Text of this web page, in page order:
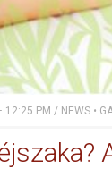
12:25 PM / NEWS •